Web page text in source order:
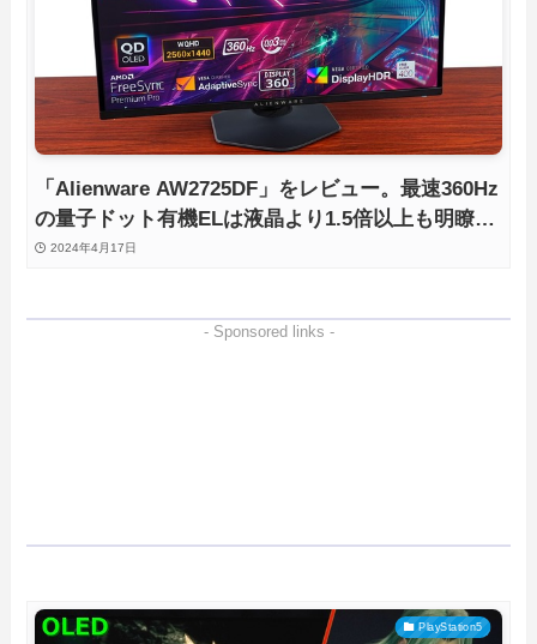
「Alienware AW2725DF」をレビュー。最速360Hz
の量子ドット有機ELは液晶より1.5倍以上も明瞭！
【アフィリエイト広告】
2024年4月17日
- Sponsored links -
PlayStation5